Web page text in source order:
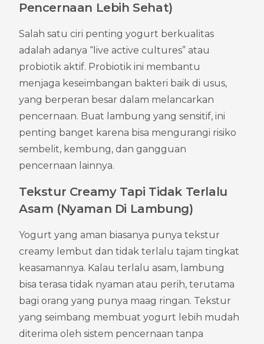
Pencernaan Lebih Sehat)
Salah satu ciri penting yogurt berkualitas
adalah adanya “live active cultures” atau
probiotik aktif. Probiotik ini membantu
menjaga keseimbangan bakteri baik di usus,
yang berperan besar dalam melancarkan
pencernaan. Buat lambung yang sensitif, ini
penting banget karena bisa mengurangi risiko
sembelit, kembung, dan gangguan
pencernaan lainnya.
Tekstur Creamy Tapi Tidak Terlalu
Asam (Nyaman Di Lambung)
Yogurt yang aman biasanya punya tekstur
creamy lembut dan tidak terlalu tajam tingkat
keasamannya. Kalau terlalu asam, lambung
bisa terasa tidak nyaman atau perih, terutama
bagi orang yang punya maag ringan. Tekstur
yang seimbang membuat yogurt lebih mudah
diterima oleh sistem pencernaan tanpa